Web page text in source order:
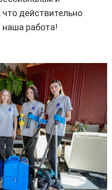
действительно
работа!